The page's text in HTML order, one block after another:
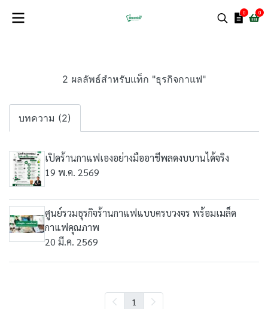
0 0
2 ผลลัพธ์สำหรับแท็ก "ธุรกิจกาแฟ"
บทความ (2)
เปิดร้านกาแฟเองอย่างมืออาชีพลดงบบานได้จริง
19 พ.ค. 2569
ศูนย์รวมธุรกิจร้านกาแฟแบบครบวงจร พร้อมเมล็ด
กาแฟคุณภาพ
20 มี.ค. 2569
1